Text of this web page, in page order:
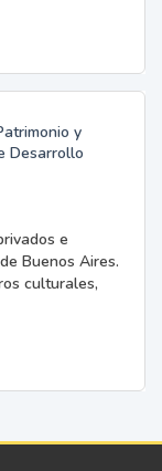
y
Desarrollo
e
Buenos Aires.
culturales,